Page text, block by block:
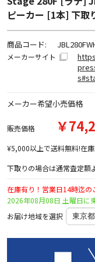
ピーカー [1本] 下取
商品コード:
メーカーサイト
メーカー希望小売価格
販売価格 ￥
¥5,000以上で送料無料!在
下取りの場合は通常査定額
在庫有り！営業日14時迄の
2026年08月08日 土曜日に
お届け地域を選択